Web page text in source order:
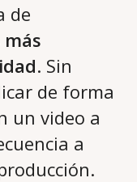
de
. Sin
de forma
un video a
a